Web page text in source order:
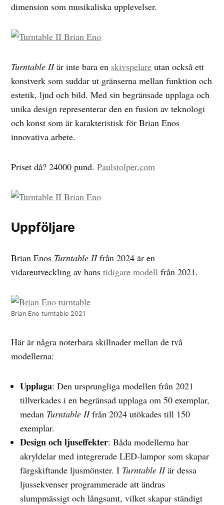
dimension som musikaliska upplevelser.
Turntable IIär inte bara en skivspelare utan också ett
konstverk som suddar ut gränserna mellan funktion och
estetik, ljud och bild. Med sin begränsade upplaga och
unika design representerar den en fusion av teknologi
och konst som är karakteristisk för Brian Enos
innovativa arbete.
Priset då? 24000 pund.Paulstolper.com
Uppföljare
Brian Enos Turntable IIfrån 2024 är en
vidareutveckling av hanstidigare modell från 2021.
Brian Eno turntable 2021
Här är några noterbara skillnader mellan de två
modellerna:
Upplaga: Den ursprungliga modellen från 2021
tillverkades i en begränsad upplaga om 50 exemplar,
medan Turntable IIfrån 2024 utökades till 150
exemplar.
Design och ljuseffekter: Båda modellerna har
akryldelar med integrerade LED-lampor som skapar
färgskiftande ljusmönster. I Turntable IIär dessa
ljussekvenser programmerade att ändras
slumpmässigt och långsamt, vilket skapar ständigt